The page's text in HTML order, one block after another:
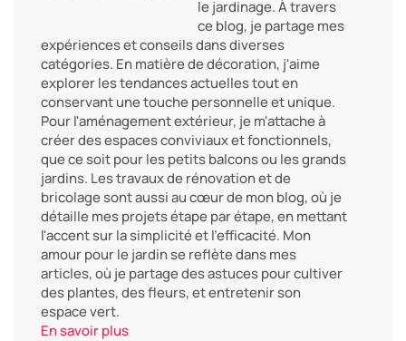
le jardinage. À travers
ce blog, je partage mes
expériences et conseils dans diverses
catégories. En matière de décoration, j'aime
explorer les tendances actuelles tout en
conservant une touche personnelle et unique.
Pour l'aménagement extérieur, je m'attache à
créer des espaces conviviaux et fonctionnels,
que ce soit pour les petits balcons ou les grands
jardins. Les travaux de rénovation et de
bricolage sont aussi au cœur de mon blog, où je
détaille mes projets étape par étape, en mettant
l'accent sur la simplicité et l'efficacité. Mon
amour pour le jardin se reflète dans mes
articles, où je partage des astuces pour cultiver
des plantes, des fleurs, et entretenir son
espace vert.
En savoir plus